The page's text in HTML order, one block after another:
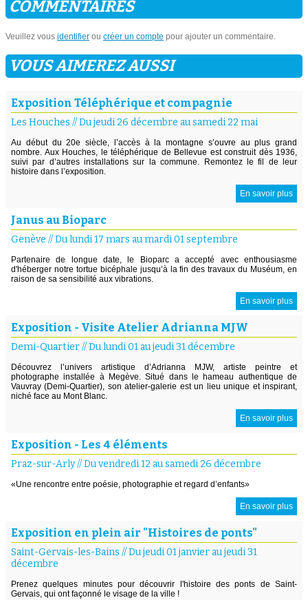
COMMENTAIRES
Veuillez vous identifier ou créer un compte pour ajouter un commentaire.
VOUS AIMEREZ AUSSI
Exposition Téléphérique et compagnie
Les Houches //Du jeudi 26 décembre au samedi 22 mai
Au début du 20e siècle, l’accès à la montagne s’ouvre au plus grand
nombre. Aux Houches, le téléphérique de Bellevue est construit dès 1936,
suivi par d’autres installations sur la commune. Remontez le fil de leur
histoire dans l’exposition.
En savoir plus
Janus au Bioparc
Genève //Du lundi 17 mars au mardi 01 septembre
Partenaire de longue date, le Bioparc a accepté avec enthousiasme
d'héberger notre tortue bicéphale jusqu’à la fin des travaux du Muséum, en
raison de sa sensibilité aux vibrations.
En savoir plus
Exposition - Visite Atelier Adrianna MJW
Demi-Quartier//Du lundi 01 au jeudi 31 décembre
Découvrez l’univers artistique d’Adrianna MJW, artiste peintre et
photographe installée à Megève. Situé dans le hameau authentique de
Vauvray (Demi-Quartier), son atelier-galerie est un lieu unique et inspirant,
niché face au Mont Blanc.
En savoir plus
Exposition - Les 4 éléments
Praz-sur-Arly//Du vendredi 12 au samedi 26 décembre
«Une rencontre entre poésie, photographie et regard d’enfants»
En savoir plus
Exposition en plein air "Histoires de ponts"
Saint-Gervais-les-Bains //Du jeudi 01 janvier au jeudi 31
décembre
Prenez quelques minutes pour découvrir l'histoire des ponts de Saint-
Gervais, qui ont façonné le visage de la ville !